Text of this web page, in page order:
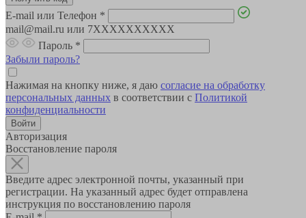
E-mail или Телефон *
mail@mail.ru или 7XXXXXXXXXX
Пароль *
Забыли пароль?
Нажимая на кнопку ниже, я даю согласие на обработку
персональных данных в соответствии с Политикой
конфиденциальности
Авторизация
Восстановление пароля
Введите адрес электронной почты, указанный при
регистрации. На указанный адрес будет отправлена
инструкция по восстановлению пароля